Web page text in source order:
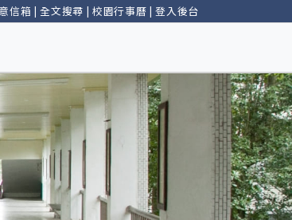
信箱 |全文搜尋 | 校園行事曆 |登入後台